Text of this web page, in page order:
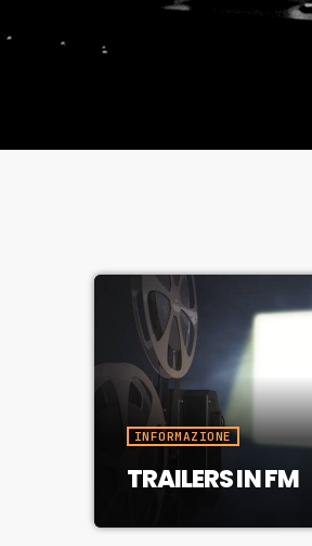
INFORMAZIONE
TRAILERS IN FM